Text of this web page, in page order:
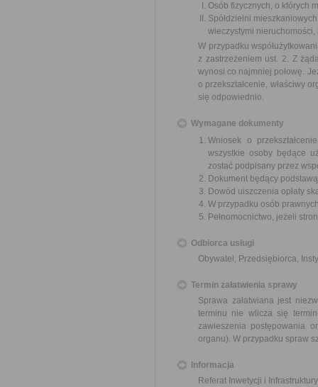
Osób fizycznych, o których
Spółdzielni
wieczystymi nieruchomości,
W przypadku
z zastrzeżeniem ust. 2. Z
wynosi co najmniej połowę.
o przekształcenie, właściwy
się odpowiednio.
Wymagane dokumenty
Wniosek o
wszystkie osoby będące
zostać podpisany przez
Dokument będący
Dowód uiszczenia opłaty
W przypadku osób
Pełnomocnictwo, jeżeli
Odbiorca usługi
Obywatel, Przedsiębiorca,
Termin załatwienia sprawy
Sprawa załatwiana jest
terminu nie wlicza się
zawieszenia postępowania
organu). W przypadku spraw
Informacja
Referat Inwetycji i